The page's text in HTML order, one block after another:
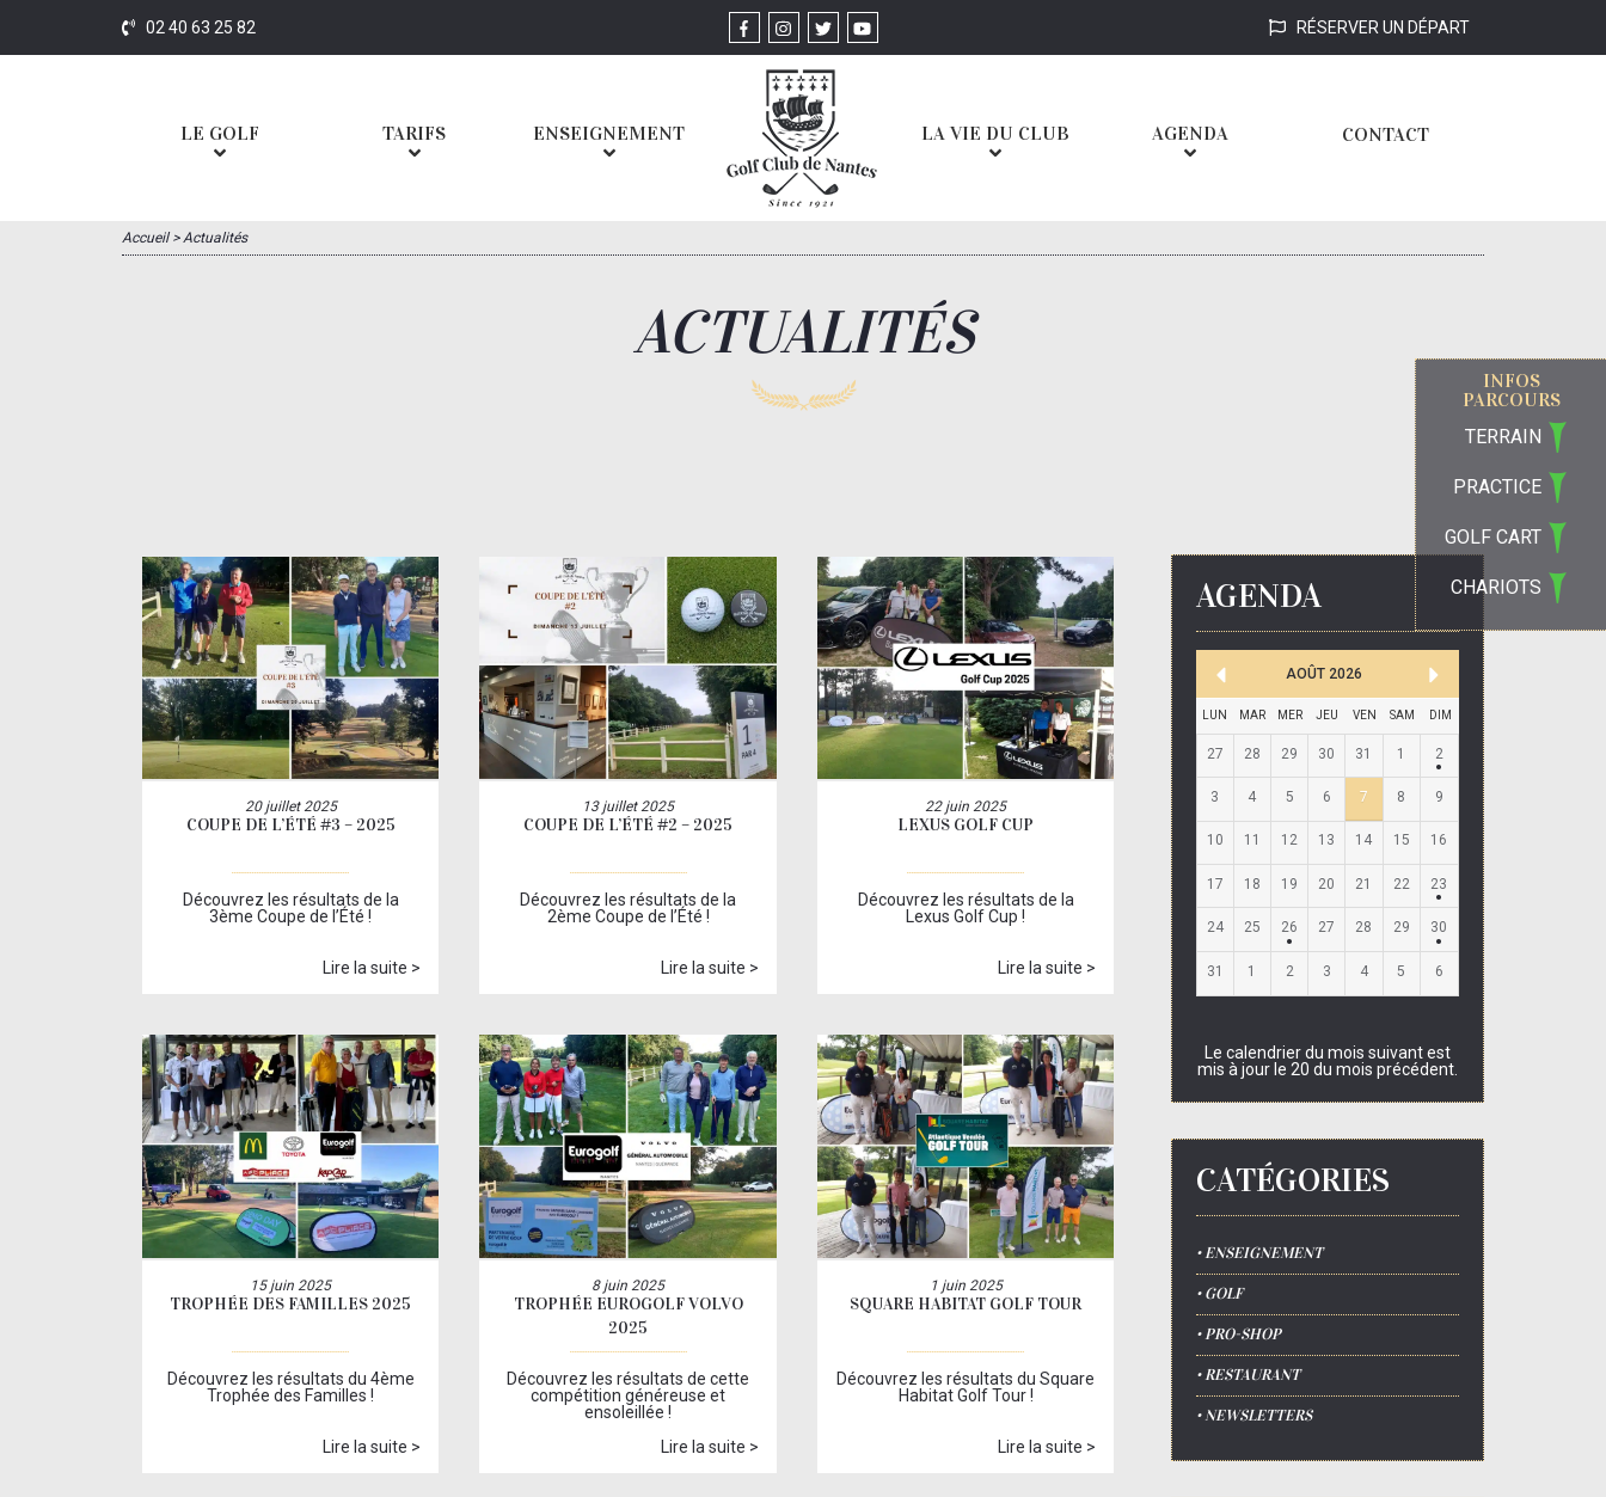
02 40 63 25 82 RÉSERVER UN DÉPART
LE GOLF TARIFS ENSEIGNEMENT LA VIE DU CLUB AGENDA CONTACT
INFOS
PARCOURS
TERRAIN
PRACTICE
GOLF CART
CHARIOTS
Accueil>Actualités
ACTUALITÉS
20 juillet 2025
COUPE DE L’ÉTÉ #3 – 2025
Découvrez les résultats de la
3ème Coupe de l’Été !
Lire la suite >
13 juillet 2025
COUPE DE L’ÉTÉ #2 – 2025
Découvrez les résultats de la
2ème Coupe de l’Été !
Lire la suite >
22 juin 2025
LEXUS GOLF CUP
Découvrez les résultats de la
Lexus Golf Cup !
Lire la suite >
15 juin 2025
TROPHÉE DES FAMILLES 2025
Découvrez les résultats du 4ème
Trophée des Familles !
Lire la suite >
8 juin 2025
TROPHÉE EUROGOLF VOLVO
2025
Découvrez les résultats de cette
compétition généreuse et
ensoleillée !
Lire la suite >
1 juin 2025
SQUARE HABITAT GOLF TOUR
Découvrez les résultats du Square
Habitat Golf Tour !
Lire la suite >
AGENDA
AOÛT 2026
LUN MAR MER JEU VEN SAM DIM
27 28 29 30 31 1 2
3 4 5 6 7 8 9
10 11 12 13 14 15 16
17 18 19 20 21 22 23
24 25 26 27 28 29 30
31 1 2 3 4 5 6
Le calendrier du mois suivant est
mis à jour le 20 du mois précédent.
CATÉGORIES
• ENSEIGNEMENT
• GOLF
• PRO-SHOP
• RESTAURANT
• NEWSLETTERS